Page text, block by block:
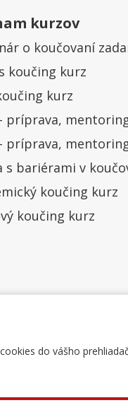
kurzov
o koučovaní
koučing kurz
kurz
príprava,
príprava,
s bariérami v
koučing kurz
koučing kurz
do vášho